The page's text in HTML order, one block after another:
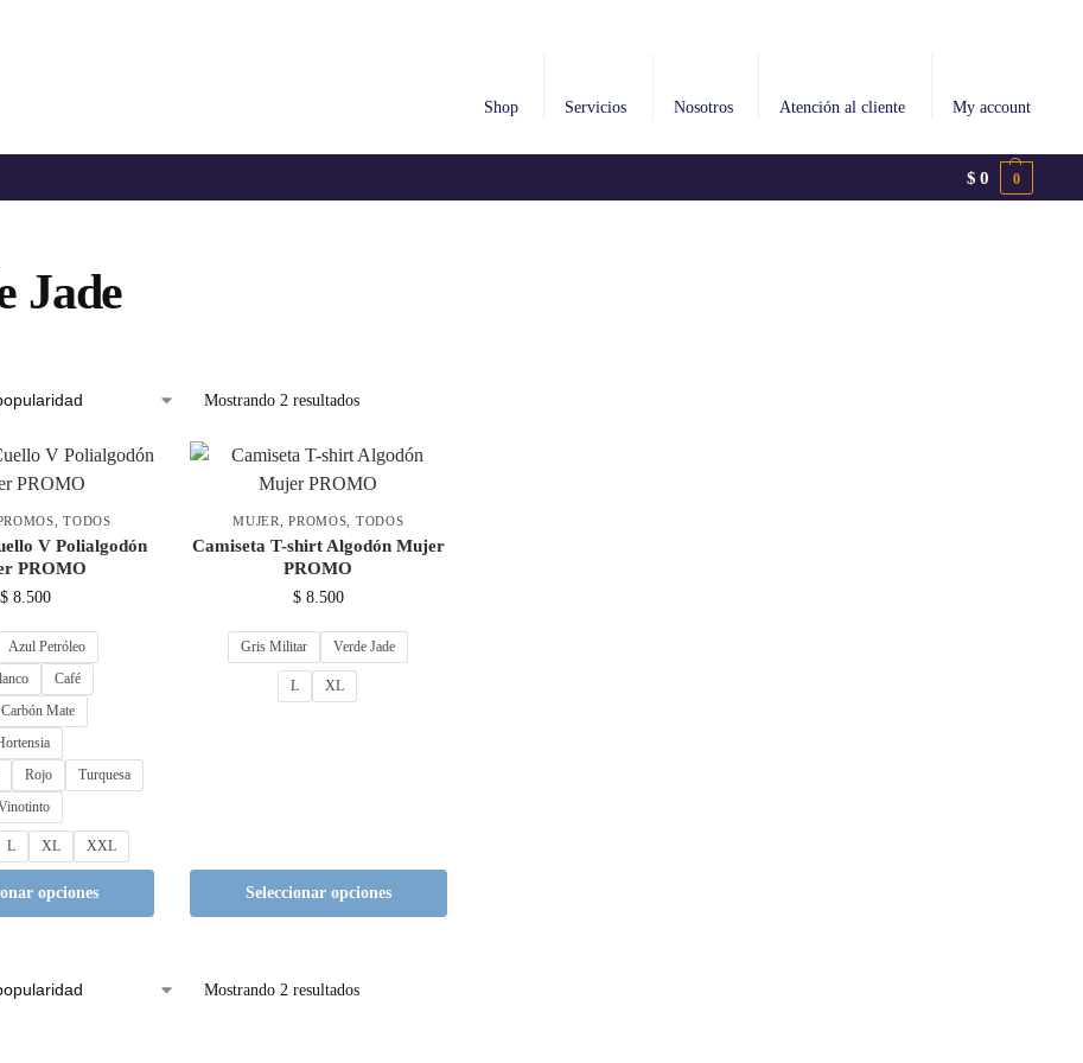
Shop Servicios Nosotros Atención al cliente My account
$ 0 0
Jade
Mostrando 2 resultados
,TODOS
V Polialgodón
PROMO
$ 8.500
Azul Petróleo
Café
Mate
Rojo
Turquesa
L XL XXL
opciones
MUJER ,PROMOS TODOS
Camiseta T-shirt Algodón Mujer
PROMO
$8.500
Gris Militar Verde Jade
L XL
Seleccionar opciones
Mostrando 2 resultados